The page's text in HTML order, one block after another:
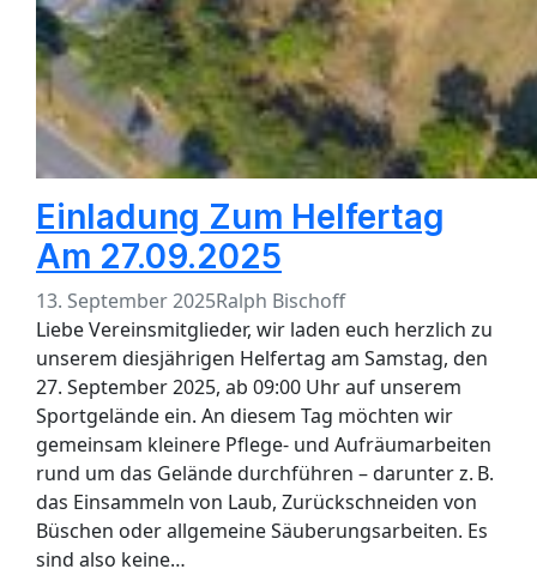
Einladung Zum Helfertag
Am 27.09.2025
13. September 2025Ralph Bischoff
Liebe Vereinsmitglieder, wir laden euch herzlich zu
unserem diesjährigen Helfertag am Samstag, den
27. September 2025, ab 09:00 Uhr auf unserem
Sportgelände ein. An diesem Tag möchten wir
gemeinsam kleinere Pflege- und Aufräumarbeiten
rund um das Gelände durchführen – darunter z. B.
das Einsammeln von Laub, Zurückschneiden von
Büschen oder allgemeine Säuberungsarbeiten. Es
sind also keine…